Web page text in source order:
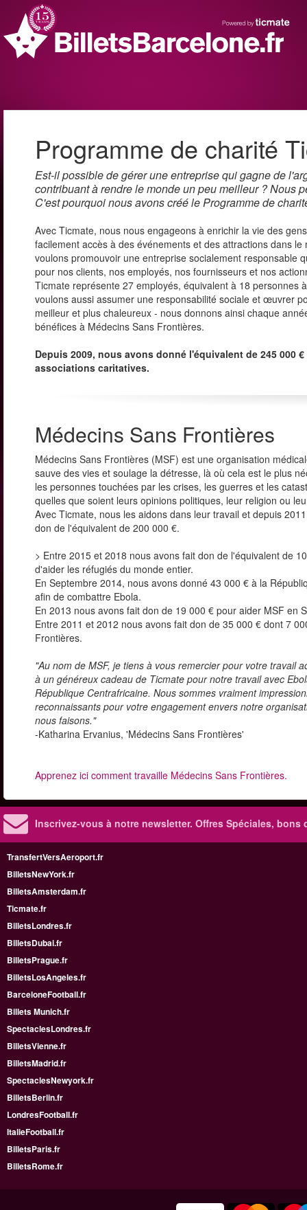
Programme de charité
Est-il possible de gérer une entreprise qui gagne de
contribuant à rendre le monde un peu meilleur ? Nous
C'est pourquoi nous avons créé le Programme de
Avec Ticmate, nous nous engageons à enrichir la vie des
facilement accès à des événements et des attractions dans le
voulons promouvoir une entreprise socialement responsable
pour nos clients, nos employés, nos fournisseurs et nos
Ticmate représente 27 employés, équivalent à 18 personnes
voulons aussi assumer une responsabilité sociale et œuvrer
meilleur et plus chaleureux - nous donnons ainsi chaque
bénéfices à Médecins Sans Frontières.
Depuis 2009, nous avons donné l'équivalent de 245 000 €
associations caritatives.
Médecins Sans Frontières
Médecins Sans Frontières (MSF) est une organisation
sauve des vies et soulage la détresse, là où cela est le plus
les personnes touchées par les crises, les guerres et les
quelles que soient leurs opinions politiques, leur religion ou
Avec Ticmate, nous les aidons dans leur travail et depuis
don de l'équivalent de 200 000 €.
> Entre 2015 et 2018 nous avons fait don de l'équivalent de
d'aider les réfugiés du monde entier.
En Septembre 2014, nous avons donné 43 000 € à la
afin de combattre Ebola.
En 2013 nous avons fait don de 19 000 € pour aider MSF en
Entre 2011 et 2012 nous avons fait don de 35 000 € dont 7
Frontières.
"Au nom de MSF, je tiens à vous remercier pour votre travail
à un généreux cadeau de Ticmate pour notre travail avec
République Centrafricaine. Nous sommes vraiment
reconnaissants pour votre engagement envers notre
nous faisons."
-Katharina Ervanius, 'Médecins Sans Frontières'
Apprenez ici comment travaille Médecins Sans Frontières.
Inscrivez-vous à notre newsletter. Offres Spéciales, bons
TransfertVersAeroport.fr
BilletsNewYork.fr
BilletsAmsterdam.fr
Ticmate.fr
BilletsLondres.fr
BilletsDubai.fr
BilletsPrague.fr
BilletsLosAngeles.fr
BarceloneFootball.fr
Billets Munich.fr
SpectaclesLondres.fr
BilletsVienne.fr
BilletsMadrid.fr
SpectaclesNewyork.fr
BilletsBerlin.fr
LondresFootball.fr
ItalieFootball.fr
BilletsParis.fr
BilletsRome.fr